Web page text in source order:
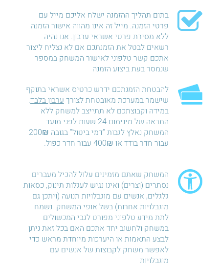
בתום תהליך ההזמנה ישלח אליכם מייל עם
פרטי הזמנה. מייל זה אינו מהווה אישור הזמנה
ללא מסירת פרטי אשראי ערבון. אנו נהיה
רשאים לבטל את הזמנתכם אם לא נצליח ליצור
אתכם קשר טלפוני לאישור המשחק במספר
שנמסר בעת ביצוע הזמנה
להבטחת הזמנתכם ידרש כרטיס אשראי בתוקף
שישמר במערכת מאובטחת לצורךערבון בלבד.
במידה וקבוצתכם לא תתייצב למשחק ללא
התראה של מינימום 24 שעות לפני מועד
המשחק נאלץ לגבות "דמי ביטול" בגובה 200₪
עבור חדר בודד או 400₪ עבור חדר כפול.
המשחק שאתם מזמינים עלול להכיל מעברים
נסתרים (וצרים) ואינו נגיש לעגלות תינוק, כסאות
גלגלים, אנשים עם מוגבלויות תנועה (ויתכן גם
מוגבלויות אחרות) בשל אופי המשחק. נשמח
לתת מידע טלפוני מפורט לגבי המכשולים
במשחק ולחשוב יחד אתכם האם בכל זאת ניתן
לבצע התאמות או היערכות מיוחדת מראש כדי
לאפשר משחק לקבוצות של אנשים עם
מוגבלויות